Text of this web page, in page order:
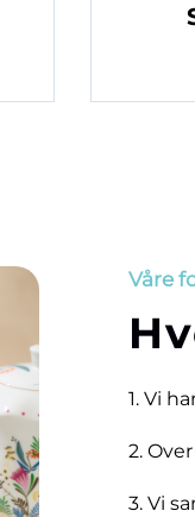
Våre
1. Vi
2.
3. Vi